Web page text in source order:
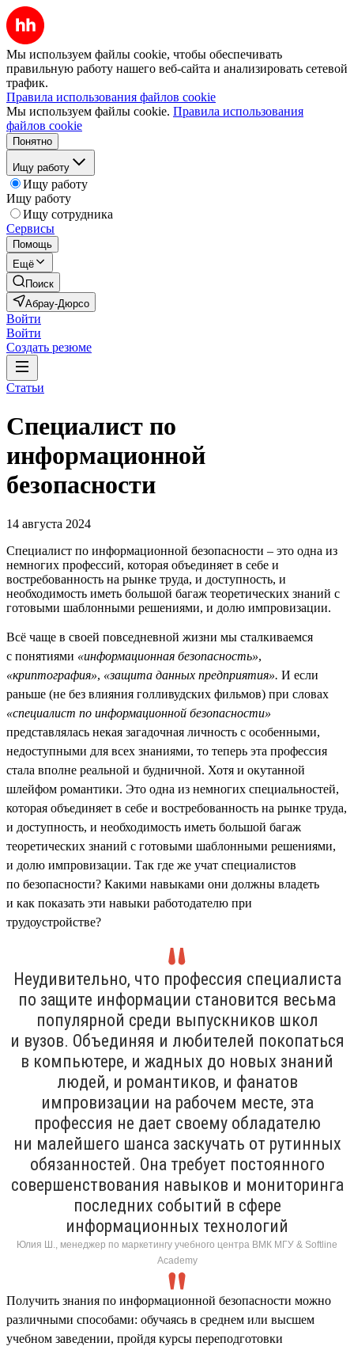
Мы используем файлы cookie, чтобы обеспечивать
правильную работу нашего веб-сайта и анализировать сетевой
трафик.
Правила использования файлов cookie
Мы используем файлы cookie. Правила использования
файлов cookie
Понятно
Ищу работу
Ищу работу
Ищу работу
Ищу сотрудника
Сервисы
Помощь
Ещё
Поиск
Абрау-Дюрсо
Войти
Войти
Создать резюме
Статьи
Специалист по
информационной
безопасности
14 августа 2024
Специалист по информационной безопасности – это одна из
немногих профессий, которая объединяет в себе и
востребованность на рынке труда, и доступность, и
необходимость иметь большой багаж теоретических знаний с
готовыми шаблонными решениями, и долю импровизации.
Всё чаще в своей повседневной жизни мы сталкиваемся
с понятиями «информационная безопасность»,
«криптография», «защита данных предприятия». И если
раньше (не без влияния голливудских фильмов) при словах
«специалист по информационной безопасности»
представлялась некая загадочная личность с особенными,
недоступными для всех знаниями, то теперь эта профессия
стала вполне реальной и будничной. Хотя и окутанной
шлейфом романтики. Это одна из немногих специальностей,
которая объединяет в себе и востребованность на рынке труда,
и доступность, и необходимость иметь большой багаж
теоретических знаний с готовыми шаблонными решениями,
и долю импровизации. Так где же учат специалистов
по безопасности? Какими навыками они должны владеть
и как показать эти навыки работодателю при
трудоустройстве?
Неудивительно, что профессия специалиста
по защите информации становится весьма
популярной среди выпускников школ
и вузов. Объединяя и любителей покопаться
в компьютере, и жадных до новых знаний
людей, и романтиков, и фанатов
импровизации на рабочем месте, эта
профессия не дает своему обладателю
ни малейшего шанса заскучать от рутинных
обязанностей. Она требует постоянного
совершенствования навыков и мониторинга
последних событий в сфере
информационных технологий
Юлия Ш., менеджер по маркетингу учебного центра ВМК МГУ & Softline
Academy
Получить знания по информационной безопасности можно
различными способами: обучаясь в среднем или высшем
учебном заведении, пройдя курсы переподготовки